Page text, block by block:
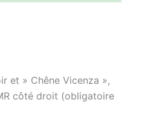
et » Chêne Vicenza »,
côté droit (obligatoire